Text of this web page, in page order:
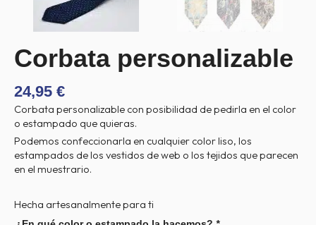
Corbata personalizable
24,95 €
Corbata personalizable con posibilidad de pedirla en el color
o estampado que quieras.
Podemos confeccionarla en cualquier color liso, los
estampados de los vestidos de web o los tejidos que parecen
en el muestrario.
Hecha artesanalmente para ti
Corbata